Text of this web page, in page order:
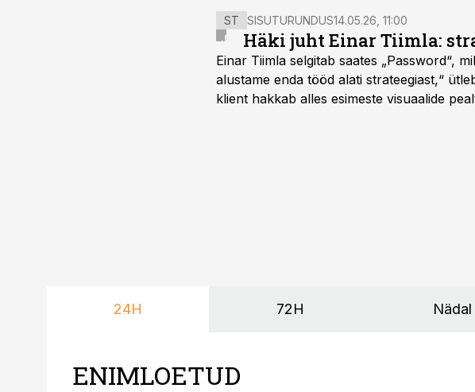
ST SISUTURUNDUS14.05.26, 11:00
Häki juht Einar Tiimla:
Einar Tiimla selgitab saates „Password“,
alustame enda tööd alati strateegiast,“
klient hakkab alles esimeste visuaalide
24H 72H Nädal
ENIMLOETUD